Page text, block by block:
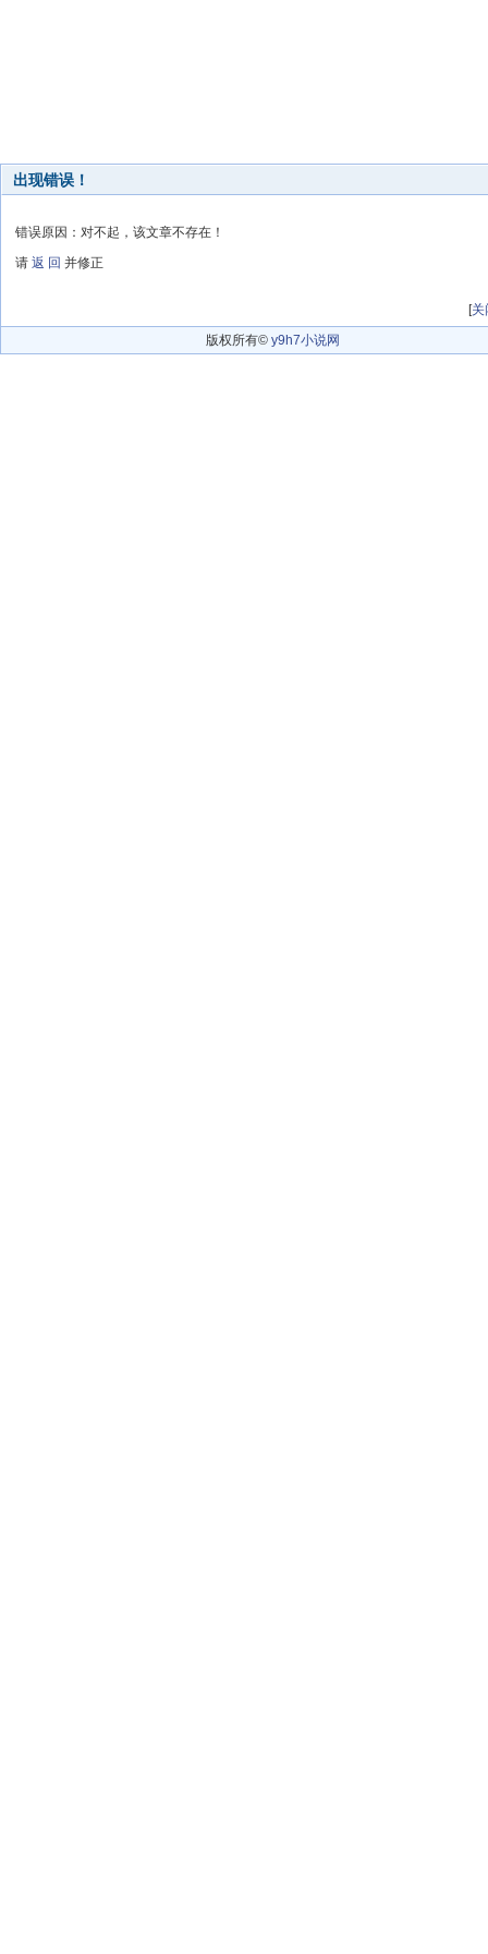
出现错误！
错误原因：对不起，该文章不存在！
请 返 回 并修正
[关
版权所有© y9h7小说网